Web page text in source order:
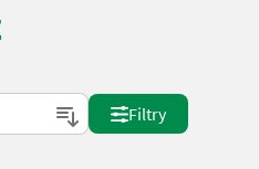
Filtry